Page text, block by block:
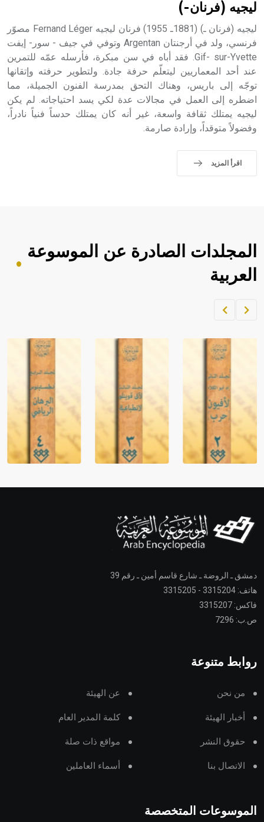
ليجيه (فرنان-)
ليجيه (فرنان ـ) (1881ـ 1955) فرنان ليجيه Fernand Léger مصوّر
فرنسي، ولد في أرجنتان Argentan وتوفي في جيف - سور- إيفت
Gif- sur-Yvette. فقد أباه في سن مبكرة، فأرسله عمّه للتمرين
عند أحد المعماريين ليتعلّم حرفة جادة. ولتطوير حرفته وإتقانها
توجّه إلى باريس، وهناك التحق بمدرسة الفنون الجميلة، مما
اضطره إلى العمل في مجالات عدة لكي يسد احتياجاته. لم يكن
ليجيه يمتلك ثقافة واسعة، غير أنه كان يمتلك حدساً فنياً نادراً،
وفضولاً متوقداً، وإرادة صارمة.
اقرأ المزيد
المجلدات الصادرة عن الموسوعة
العربية
دمشق ـ الروضة ـ شارع قاسم أمين ـ رقم 39
هاتف: 3315204 - 3315205
فاكس: 3315207
ص.ب: 7296
روابط متنوعة
من نحن عن الهيئة
أخبار الهيئة كلمة المدير العام
حقوق النشر مواقع ذات صلة
الاتصال بنا أسماء العاملين
الموسوعات المتخصصة